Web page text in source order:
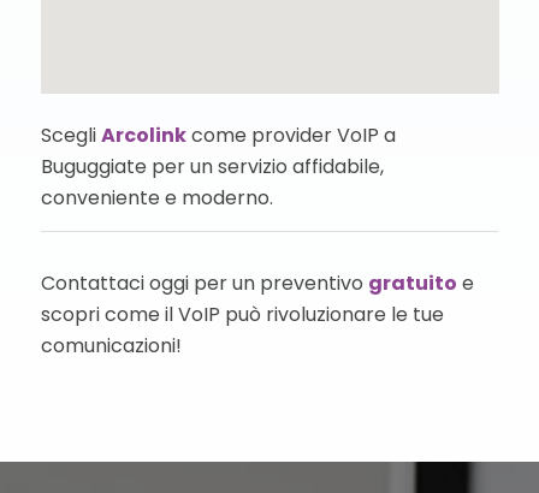
ScegliArcolinkcome provider VoIP a
Buguggiate per un servizio affidabile,
conveniente e moderno.
Contattaci oggi per un preventivo gratuito e
scopri come il VoIP può rivoluzionare le tue
comunicazioni!